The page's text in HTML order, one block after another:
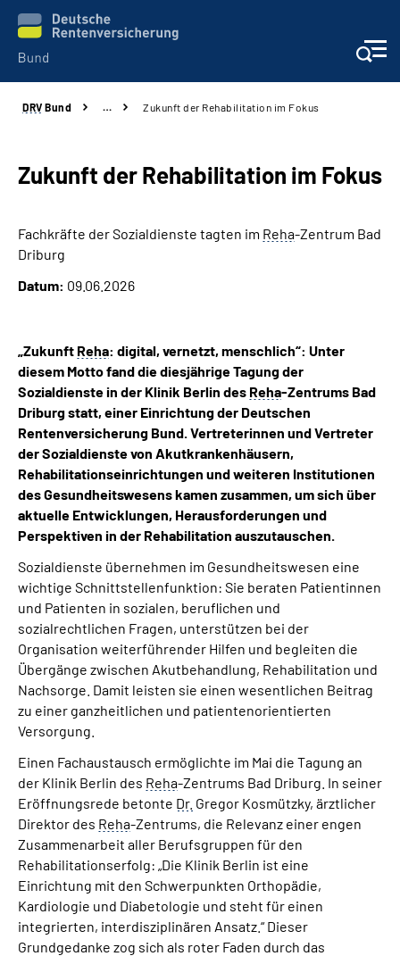
Beratung & Kontakt
Reha-Zentren
Karriere
Online-Services
Inhalte in Gebärdensprache (DGS)
Leichte Sprache
Suche
Mein Kundenportal
DRV Bund … Zukunft der Rehabilitation im Fokus
Zukunft der Rehabilitation im Fokus
Fachkräfte der Sozialdienste tagten im Reha-Zentrum Bad
Driburg
Datum: 09.06.2026
„Zukunft Reha: digital, vernetzt, menschlich“: Unter
diesem Motto fand die diesjährige Tagung der
Sozialdienste in der Klinik Berlin des Reha-Zentrums Bad
Driburg statt, einer Einrichtung der Deutschen
Rentenversicherung Bund. Vertreterinnen und Vertreter
der Sozialdienste von Akutkrankenhäusern,
Rehabilitationseinrichtungen und weiteren Institutionen
des Gesundheitswesens kamen zusammen, um sich über
aktuelle Entwicklungen, Herausforderungen und
Perspektiven in der Rehabilitation auszutauschen.
Sozialdienste übernehmen im Gesundheitswesen eine
wichtige Schnittstellenfunktion: Sie beraten Patientinnen
und Patienten in sozialen, beruflichen und
sozialrechtlichen Fragen, unterstützen bei der
Organisation weiterführender Hilfen und begleiten die
Übergänge zwischen Akutbehandlung, Rehabilitation und
Nachsorge. Damit leisten sie einen wesentlichen Beitrag
zu einer ganzheitlichen und patientenorientierten
Versorgung.
Einen Fachaustausch ermöglichte im Mai die Tagung an
der Klinik Berlin des Reha-Zentrums Bad Driburg. In seiner
Eröffnungsrede betonte Dr. Gregor Kosmützky, ärztlicher
Direktor des Reha-Zentrums, die Relevanz einer engen
Zusammenarbeit aller Berufsgruppen für den
Rehabilitationserfolg: „Die Klinik Berlin ist eine
Einrichtung mit den Schwerpunkten Orthopädie,
Kardiologie und Diabetologie und steht für einen
integrierten, interdisziplinären Ansatz.“ Dieser
Grundgedanke zog sich als roter Faden durch das